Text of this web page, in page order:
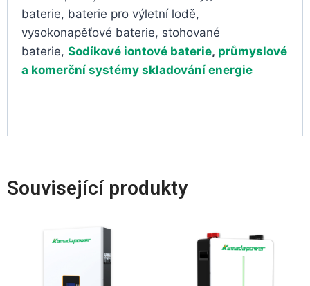
baterie, baterie pro výletní lodě,
vysokonapěťové baterie, stohované
baterie, Sodíkové iontové baterie, průmyslové
a komerční systémy skladování energie
Související produkty